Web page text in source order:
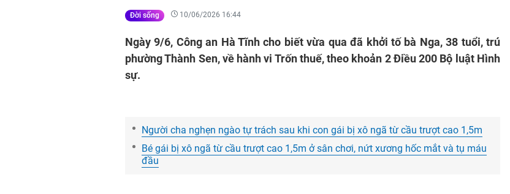
Đời sống 10/06/2026 16:44
Ngày 9/6, Công an Hà Tĩnh cho biết vừa qua đã khởi tố bà Nga, 38 tuổi, trú
phường Thành Sen, về hành vi Trốn thuế, theo khoản 2 Điều 200 Bộ luật Hình
sự.
Người cha nghẹn ngào tự trách sau khi con gái bị xô ngã từ cầu trượt cao 1,5m
Bé gái bị xô ngã từ cầu trượt cao 1,5m ở sân chơi, nứt xương hốc mắt và tụ máu
đầu